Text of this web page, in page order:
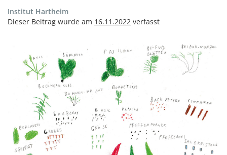
Institut Hartheim
Dieser Beitrag wurde am 16.11.2022 verfasst